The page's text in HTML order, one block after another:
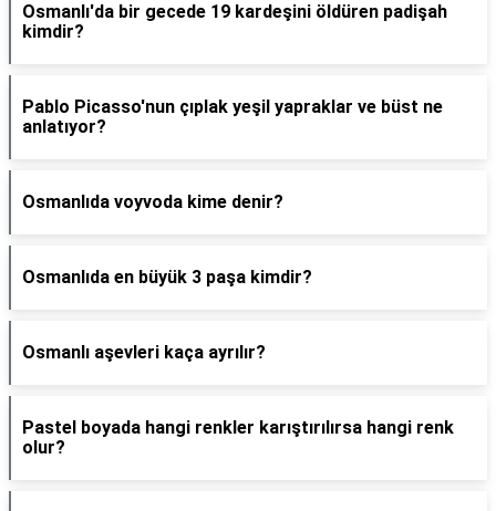
Osmanlı'da bir gecede 19 kardeşini öldüren padişah
kimdir?
Pablo Picasso'nun çıplak yeşil yapraklar ve büst ne
anlatıyor?
Osmanlıda voyvoda kime denir?
Osmanlıda en büyük 3 paşa kimdir?
Osmanlı aşevleri kaça ayrılır?
Pastel boyada hangi renkler karıştırılırsa hangi renk
olur?